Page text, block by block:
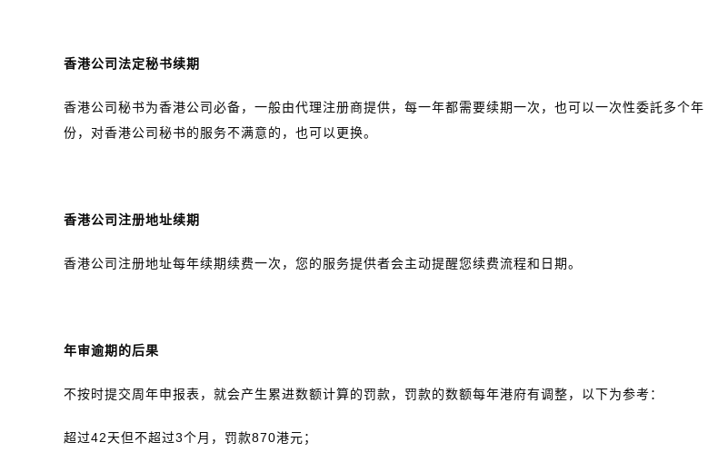
香港公司法定秘书续期
香港公司秘书为香港公司必备，一般由代理注册商提供，每一年都需要续期一次，也可以一次性委託多个年
份，对香港公司秘书的服务不满意的，也可以更换。
香港公司注册地址续期
香港公司注册地址每年续期续费一次，您的服务提供者会主动提醒您续费流程和日期。
年审逾期的后果
不按时提交周年申报表，就会产生累进数额计算的罚款，罚款的数额每年港府有调整，以下为参考：
超过42天但不超过3个月，罚款870港元；